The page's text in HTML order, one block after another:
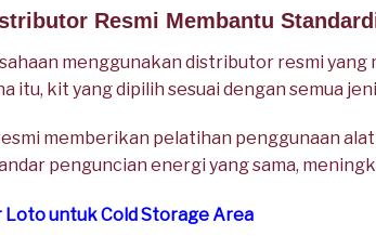
Resmi Membantu
menggunakan distributor resmi
itu, kit yang dipilih sesuai dengan semua
memberikan pelatihan penggunaan
penguncian energi yang sama,
untuk Cold Storage Area